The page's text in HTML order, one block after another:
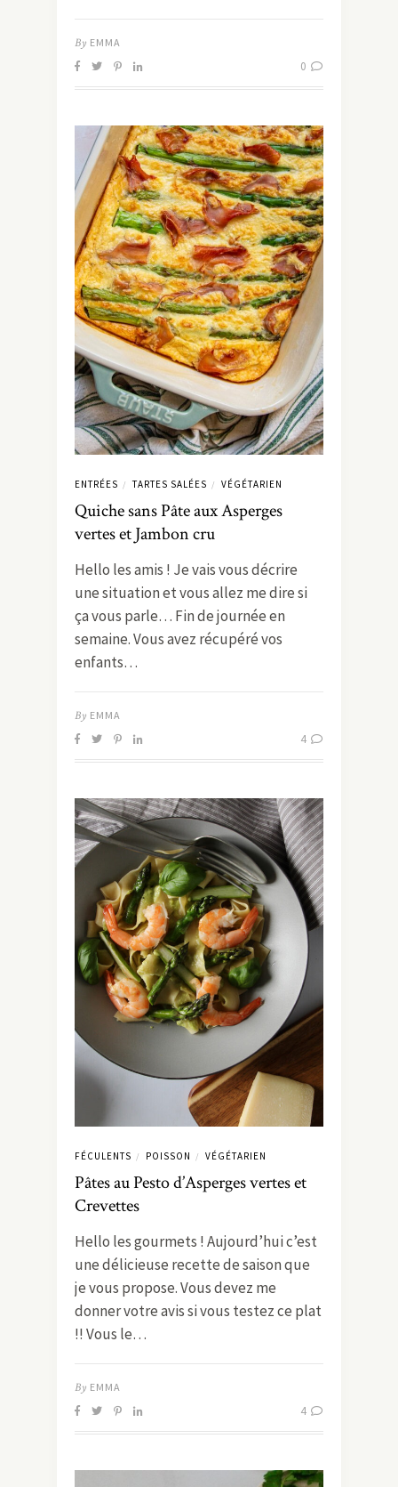
By EMMA
0
ENTRÉES / TARTES SALÉES / VÉGÉTARIEN
Quiche sans Pâte aux Asperges
vertes et Jambon cru
Hello les amis ! Je vais vous décrire
une situation et vous allez me dire si
ça vous parle… Fin de journée en
semaine. Vous avez récupéré vos
enfants…
By EMMA
4
FÉCULENTS / POISSON / VÉGÉTARIEN
Pâtes au Pesto d’Asperges vertes et
Crevettes
Hello les gourmets ! Aujourd’hui c’est
une délicieuse recette de saison que
je vous propose. Vous devez me
donner votre avis si vous testez ce plat
!! Vous le…
By EMMA
4